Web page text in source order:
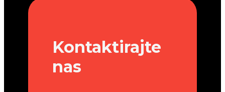
Kontaktirajte
nas